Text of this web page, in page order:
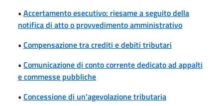
• Accertamento esecutivo: riesame a seguito della
notifica di atto o provvedimento amministrativo
• Compensazione tra crediti e debiti tributari
• Comunicazione di conto corrente dedicato ad appalti
e commesse pubbliche
• Concessione di un'agevolazione tributaria